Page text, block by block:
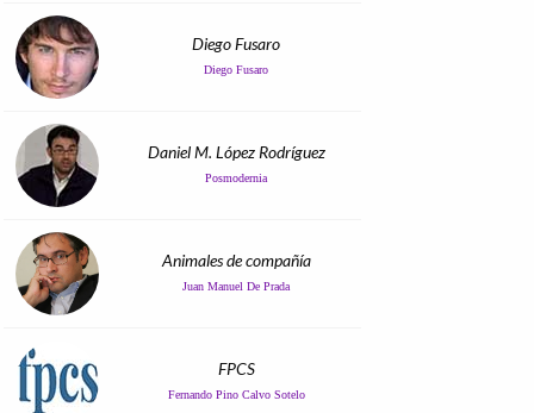
Diego Fusaro
Diego Fusaro
Daniel M. López Rodríguez
Posmodernia
Animales de compañía
Juan Manuel De Prada
FPCS
Fernando Pino Calvo Sotelo